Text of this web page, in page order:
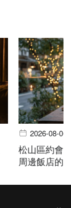
2026-08-06
松山區約會
周邊飯店的